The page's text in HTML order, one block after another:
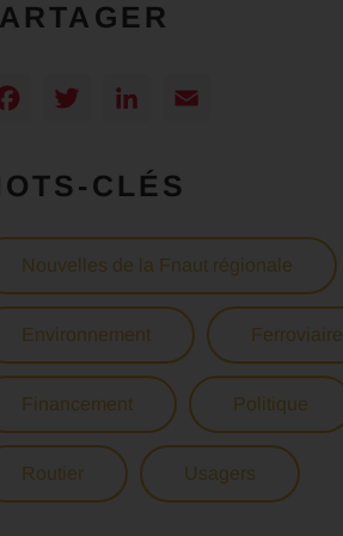
Facebook
TwitterLinkedIn
CLÉS
Nouvelles de la Fnaut régionale
Environnement Ferroviaire
Financement Politique
Routier Usagers